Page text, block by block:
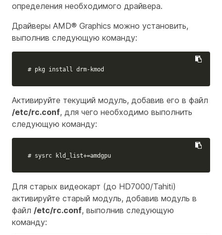
определения необходимого драйвера.
Драйверы AMD® Graphics можно установить,
выполнив следующую команду:
# pkg install drm-kmod
Активируйте текущий модуль, добавив его в файл
/etc/rc.conf, для чего необходимо выполнить
следующую команду:
# sysrc kld_list+=amdgpu
Для старых видеокарт (до HD7000/Tahiti)
активируйте старый модуль, добавив модуль в
файл /etc/rc.conf, выполнив следующую
команду: